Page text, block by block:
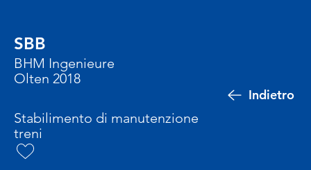
Indietro
SBB
BHM Ingenieure
Olten 2018
Stabilimento di manutenzione
treni